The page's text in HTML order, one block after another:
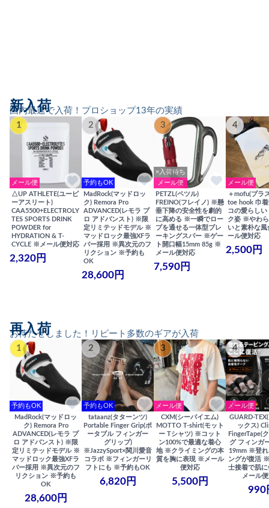
国内最速で入荷！プロショップ13年の実績
新入荷
1
メール便
△UP ATHLETE(ユーピ
ーアスリート)
CAA5500+ELECTROLY
TES SPORTS DRINK
POWDER for
HYDRATION & T-
CYCLE ※メール便対応
2,320円
2
予約もOK
MadRock(マッドロッ
ク) Remora Pro
ADVANCED(レモラ プ
ロ アドバンスト) ※限
定リミテッドモデル ※
マッドロック最強XFラ
バー採用 ※異次元のフ
リクション ※予約も
OK
28,600円
3
×入荷待ち
メール便
PETZL(ペツル)
FREINO(フレイノ) ※懸
垂下降の安全性を劇的
に高める ※一瞬でロー
プを通せる一体型ブレ
ーキングスパー ※ゲー
ト開口幅15mm 85g ※
メール便対応
7,590円
4
メール便
＋mofu(プラ
toe hook 巾
コの愛らしい
ク姿 ※やわ
いと素朴な
ール便対応
2,500円
お待たせしました！リピート多数のギアが入荷
再入荷
1
予約もOK
MadRock(マッドロッ
ク) Remora Pro
ADVANCED(レモラ プ
ロ アドバンスト) ※限
定リミテッドモデル ※
マッドロック最強XFラ
バー採用 ※異次元のフ
リクション ※予約も
OK
28,600円
2
予約もOK
tataanz(タターンツ)
Portable Finger Grip(ポ
ータブル フィンガー
グリップ)
※JazzySport×関川愛音
コラボ ※フィンガーリ
フトにも ※予約もOK
6,820円
3
メール便
CXM(シーバイエム)
MOTTO T-shirt(モット
ー Tシャツ) ※コット
ン100%で最適な着心
地 ※クライミングの本
質を胸に表現 ※メール
便対応
5,500円
4
メール便
GUARD-
ックス)
FingerTape(
グ フィンガ
19mm ※登れ
ングが復活
士接着で肌
メール
990